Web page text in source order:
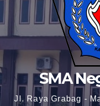
SMA
Jl. Raya Grabag -